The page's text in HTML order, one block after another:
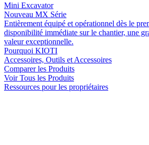
Mini Excavator
Nouveau MX Série
Entièrement équipé et opérationnel dès le
disponibilité immédiate sur le chantier, une
valeur exceptionnelle.
Pourquoi KIOTI
Accessoires, Outils et Accessoires
Comparer les Produits
Voir Tous les Produits
Ressources pour les propriétaires